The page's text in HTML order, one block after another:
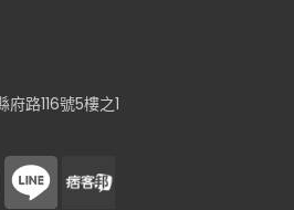
路116號5樓之1